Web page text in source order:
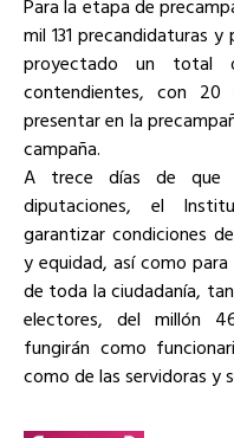
Para la etapa de
mil 131 precandidaturas
proyectado un
contendientes, con
presentar en la
campaña.
A trece días de que
diputaciones, el
garantizar condiciones
y equidad, así como
de toda la ciudadanía,
electores, del millón
fungirán como
como de las servidoras y